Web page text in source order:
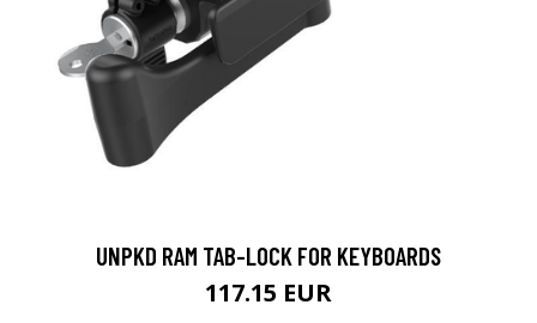
UNPKD RAM TAB-LOCK FOR KEYBOARDS
117.15 EUR